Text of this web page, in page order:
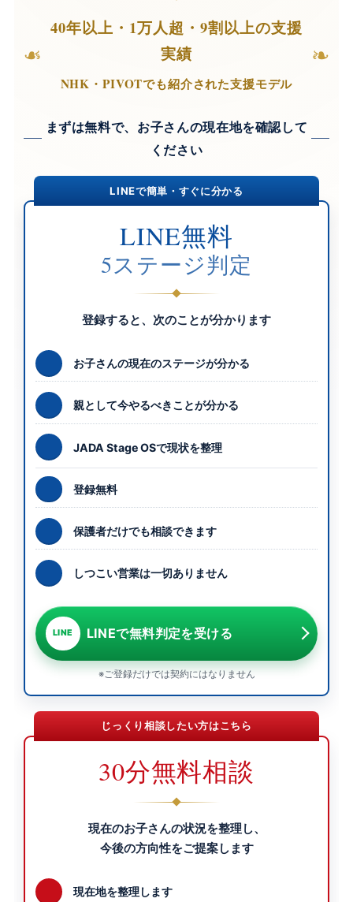
❧
40年以上・1万人超・9割以上の支援
実績
NHK・PIVOTでも紹介された支援モデル
❧
まずは無料で、お子さんの現在地を確認して
ください
LINEで簡単・すぐに分かる
LINE無料
5ステージ判定
登録すると、次のことが分かります
お子さんの現在のステージが分かる
親として今やるべきことが分かる
JADA Stage OSで現状を整理
登録無料
保護者だけでも相談できます
しつこい営業は一切ありません
LINE LINEで無料判定を受ける
※ご登録だけでは契約にはなりません
じっくり相談したい方はこちら
30分無料相談
現在のお子さんの状況を整理し、
今後の方向性をご提案します
現在地を整理します